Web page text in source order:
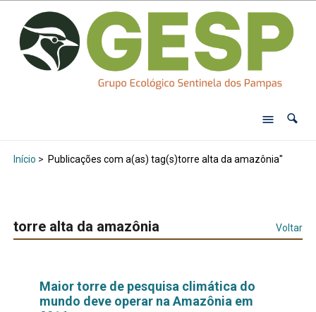
Início > Publicações com a(as) tag(s)torre alta da amazônia"
torre alta da amazônia Voltar
Maior torre de pesquisa climática do
mundo deve operar na Amazônia em